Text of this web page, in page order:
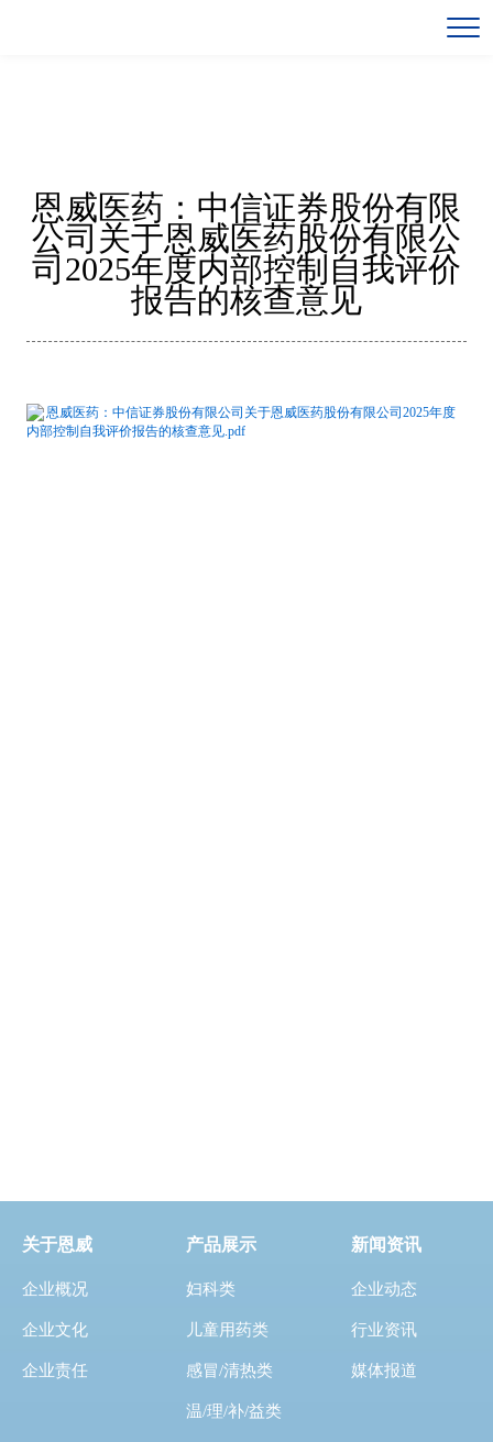
恩威医药：中信证券股份有限
公司关于恩威医药股份有限公
司2025年度内部控制自我评价
报告的核查意见
恩威医药：中信证券股份有限公司关于恩威医药股份有限公司2025年度
内部控制自我评价报告的核查意见.pdf
关于恩威
企业概况
企业文化
企业责任
产品展示
妇科类
儿童用药类
感冒/清热类
温/理/补/益类
新闻资讯
企业动态
行业资讯
媒体报道